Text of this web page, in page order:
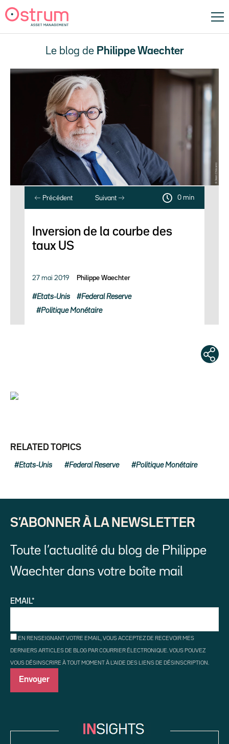
Le blog de Philippe Waechter
Précédent Suivant 0 min
Inversion de la courbe des
taux US
27 mai 2019 Philippe Waechter
Etats-Unis Federal Reserve
Politique Monétaire
RELATED TOPICS
Etats-Unis Federal Reserve Politique Monétaire
S’ABONNER À LA NEWSLETTER
Toute l’actualité du blog de Philippe
Waechter dans votre boîte mail
EMAIL*
EN RENSEIGNANT VOTRE EMAIL, VOUS ACCEPTEZ DE RECEVOIR MES
DERNIERS ARTICLES DE BLOG PAR COURRIER ÉLECTRONIQUE. VOUS POUVEZ
VOUS DÉSINSCRIRE À TOUT MOMENT À L'AIDE DES LIENS DE DÉSINSCRIPTION.